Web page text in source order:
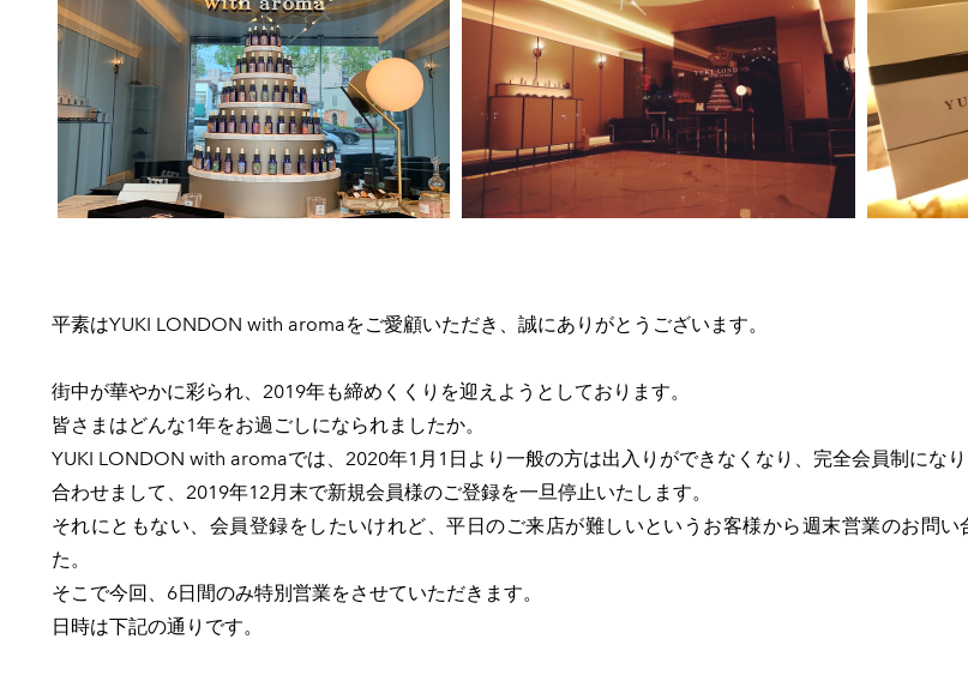
平素はYUKI LONDON with aromaをご愛顧いただき、誠にありがとうございます。
街中が華やかに彩られ、2019年も締めくくりを迎えようとしております。
皆さまはどんな1年をお過ごしになられましたか。
YUKI LONDON with aromaでは、2020年1月1日より一般の方は出入りができなくなり、完全会員制になり
合わせまして、2019年12月末で新規会員様のご登録を一旦停止いたします。
それにともない、会員登録をしたいけれど、平日のご来店が難しいというお客様から週末営業のお問
た。
​そこで今回、6日間のみ特別営業をさせていただきます。
日時は下記の通りです。